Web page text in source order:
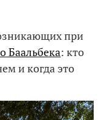
при
Баальбека: кто
и когда это